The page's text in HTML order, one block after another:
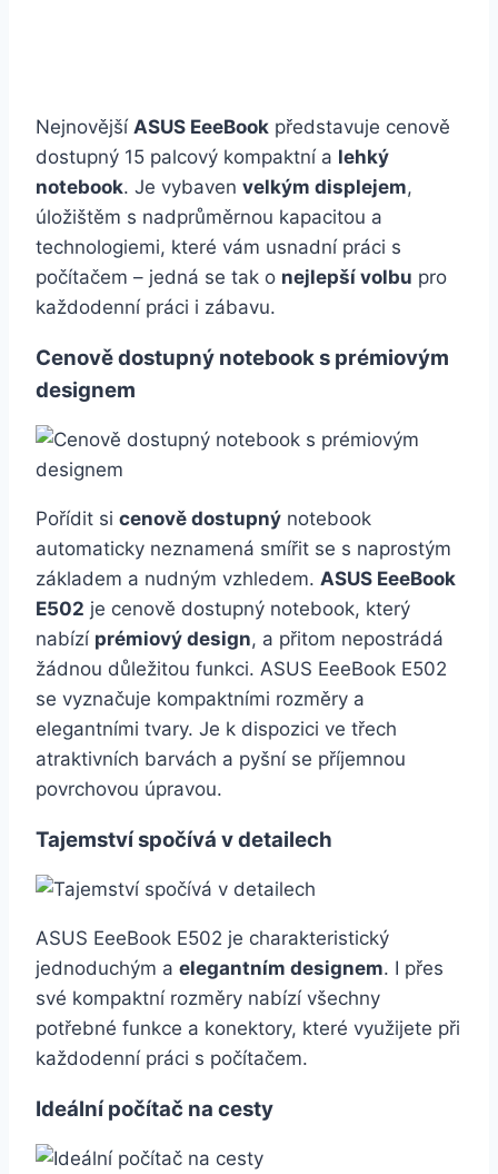
Nejnovější ASUS EeeBook představuje cenově
dostupný 15 palcový kompaktní a lehký
notebook. Je vybaven velkým displejem,
úložištěm s nadprůměrnou kapacitou a
technologiemi, které vám usnadní práci s
počítačem – jedná se tak o nejlepší volbu pro
každodenní práci i zábavu.
Cenově dostupný notebook s prémiovým
designem
Pořídit si cenově dostupný notebook
automaticky neznamená smířit se s naprostým
základem a nudným vzhledem. ASUS EeeBook
E502 je cenově dostupný notebook, který
nabízí prémiový design, a přitom nepostrádá
žádnou důležitou funkci. ASUS EeeBook E502
se vyznačuje kompaktními rozměry a
elegantními tvary. Je k dispozici ve třech
atraktivních barvách a pyšní se příjemnou
povrchovou úpravou.
Tajemství spočívá v detailech
ASUS EeeBook E502 je charakteristický
jednoduchým a elegantním designem. I přes
své kompaktní rozměry nabízí všechny
potřebné funkce a konektory, které využijete při
každodenní práci s počítačem.
Ideální počítač na cesty